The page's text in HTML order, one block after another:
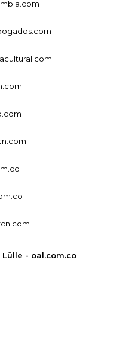
- oal.com.co